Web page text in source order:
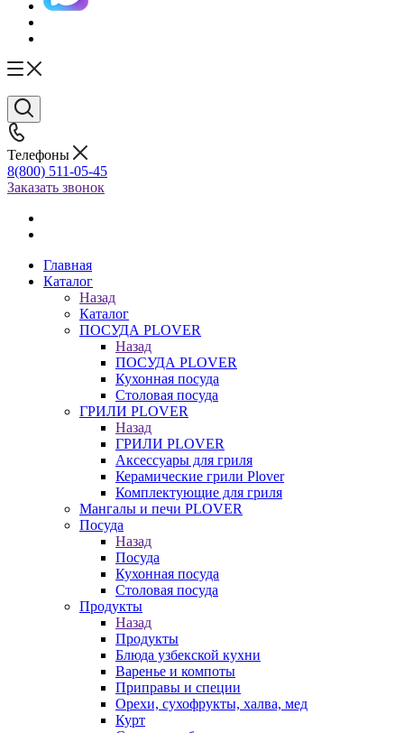
Телефоны
8(800) 511-05-45
Заказать звонок
Главная
Каталог
Назад
Каталог
ПОСУДА PLOVER
Назад
ПОСУДА PLOVER
Кухонная посуда
Столовая посуда
ГРИЛИ PLOVER
Назад
ГРИЛИ PLOVER
Аксессуары для гриля
Керамические грили Plover
Комплектующие для гриля
Мангалы и печи PLOVER
Посуда
Назад
Посуда
Кухонная посуда
Столовая посуда
Продукты
Назад
Продукты
Блюда узбекской кухни
Варенье и компоты
Приправы и специи
Орехи, сухофрукты, халва, мед
Курт